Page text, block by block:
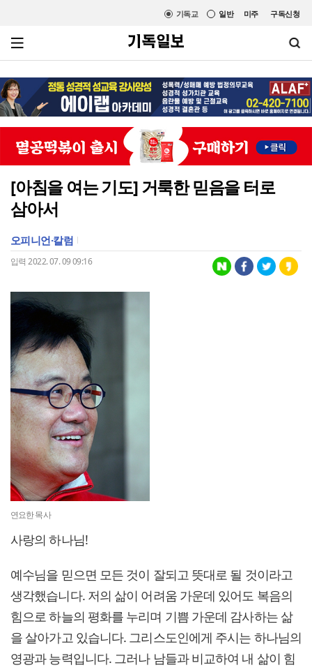
미주 구독신청
일반
기독교
[아침을 여는 기도] 거룩한 믿음을 터로
삼아서
오피니언·칼럼
입력 2022. 07. 09 09:16
연요한 목사
사랑의 하나님!
예수님을 믿으면 모든 것이 잘되고 뜻대로 될 것이라고
생각했습니다. 저의 삶이 어려움 가운데 있어도 복음의
힘으로 하늘의 평화를 누리며 기쁨 가운데 감사하는 삶
을 살아가고 있습니다. 그리스도인에게 주시는 하나님의
영광과 능력입니다. 그러나 남들과 비교하여 내 삶이 힘